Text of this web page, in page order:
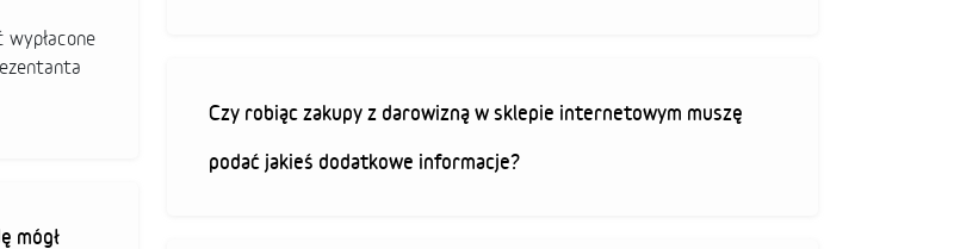
wypłacone
mógł
Czy robiąc zakupy z darowizną w sklepie internetowym muszę
podać jakieś dodatkowe informacje?